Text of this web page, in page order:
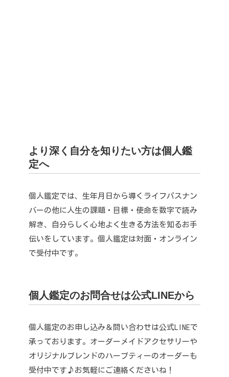
より深く自分を知りたい方は個人鑑
定へ
個人鑑定では、生年月日から導くライフパスナン
バーの他に人生の課題・目標・使命を数字で読み
解き、自分らしく心地よく生きる方法を知るお手
伝いをしています。 個人鑑定は対面・オンライン
で受付中です。
個人鑑定のお問合せは公式LINEから
個人鑑定のお申し込み＆問い合わせは公式LINEで
承っております。 オーダーメイドアクセサリーや
オリジナルブレンドのハーブティーのオーダーも
受付中です♪ お気軽にご連絡くださいね！